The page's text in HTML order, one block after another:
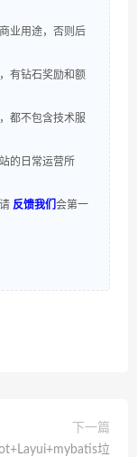
业用途，否则后
有钻石奖励和额
都不包含技术服
的日常运营所
反馈我们 会第一
下一篇
垃